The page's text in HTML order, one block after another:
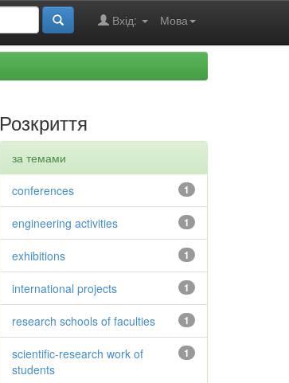
Мова
Вхід:
Розкриття
за темами
1
conferences
1
engineering activities
1
exhibitions
1
international projects
1
research schools of faculties
1
scientific-research work of
students